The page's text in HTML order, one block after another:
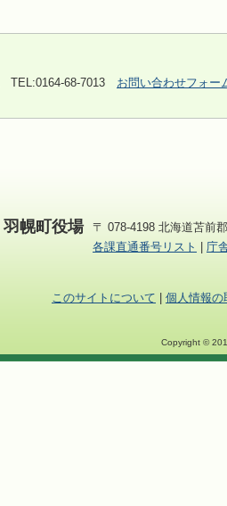
TEL:0164-68-7013 お問い合わせフォー
羽幌町役場
〒 078-4198 北海道苫前
各課直通番号リスト
庁
このサイトについて 個人情報の
Copyright ©